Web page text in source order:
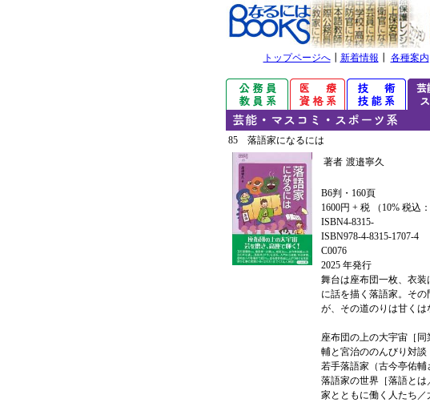
トップページへ┃ 新着情報 各種案内
85 落語家になるには
著者 渡邉寧久
B6判・160頁
1600円 + 税 （10% 税込：
ISBN4-8315-
ISBN978-4-8315-1707-4
C0076
2025 年発行
舞台は座布団一枚、衣
に話を描く落語家。そ
が、その道のりは甘くは
座布団の上の大宇宙［
輔と宮治ののんびり対談
若手落語家（古今亭佑輔
落語家の世界［落語と
家とともに働く人たち